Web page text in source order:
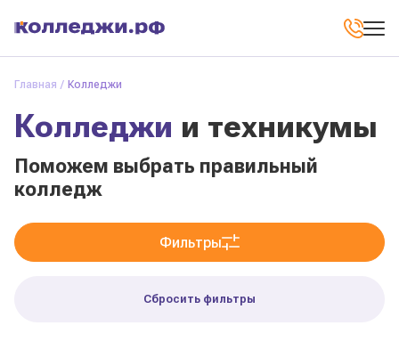
Главная Колледжи
Колледжи и техникумы
Поможем выбрать правильный
колледж
Фильтры
Сбросить фильтры